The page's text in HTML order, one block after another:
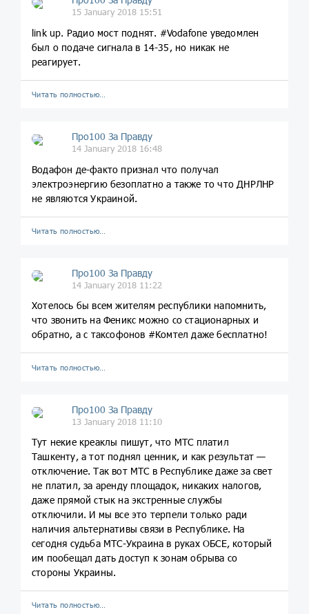
15 January 2018 15:51
link up. Радио мост поднят. #Vodafone уведомлен
был о подаче сигнала в 14-35, но никак не
реагирует.
Читать полностью…
Про100 За Правду
14 January 2018 16:48
Водафон де-факто признал что получал
электроэнергию безоплатно а также то что ДНРЛНР
не являются Украиной.
Читать полностью…
Про100 За Правду
14 January 2018 11:22
Хотелось бы всем жителям республики напомнить,
что звонить на Феникс можно со стационарных и
обратно, а с таксофонов #Комтел даже бесплатно!
Читать полностью…
Про100 За Правду
13 January 2018 11:10
Тут некие креаклы пишут, что МТС платил
Ташкенту, а тот поднял ценник, и как результат —
отключение. Так вот МТС в Республике даже за свет
не платил, за аренду площадок, никаких налогов,
даже прямой стык на экстренные службы
отключили. И мы все это терпели только ради
наличия альтернативы связи в Республике. На
сегодня судьба МТС-Украина в руках ОБСЕ, который
им пообещал дать доступ к зонам обрыва со
стороны Украины.
Читать полностью…